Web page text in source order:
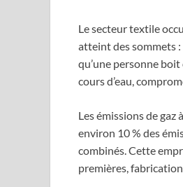
Le secteur textile
atteint des sommets :
qu’une personne
cours d’eau,
Les émissions de
environ 10 % des
combinés. Cette
premières,